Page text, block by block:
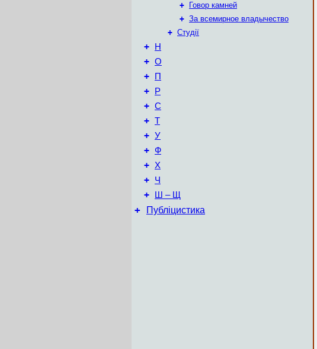
+
Говор камней
+ За всемирное владычество
+ Студії
+ Н
+ О
+ П
+ Р
+ С
+ Т
+ У
+ Ф
+ Х
+ Ч
+ Ш – Щ
+ Публіцистика